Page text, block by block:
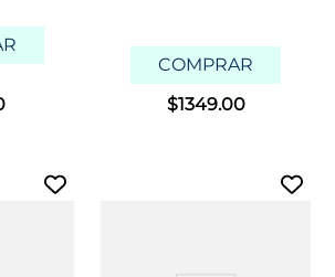
COMPRAR
$1349.00